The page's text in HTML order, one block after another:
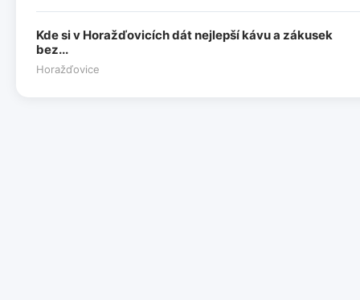
Kde si v Horažďovicích dát nejlepší kávu a zákusek
bez...
Horažďovice